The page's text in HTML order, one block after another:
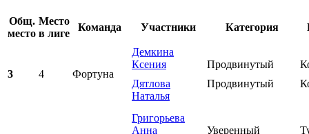
Общ.
место
Место
в лиге
Команда Участники Категория
3 4 Фортуна
Демкина
Ксения
Дятлова
Наталья
Продвинутый
Продвинутый
Григорьева
Анна
Уверенный